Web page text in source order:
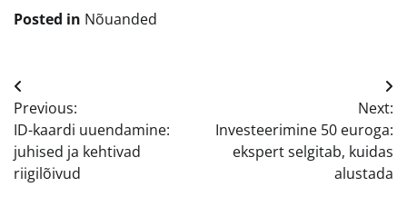
Posted in Nõuanded
Navigeerimine
Previous:
ID-kaardi uuendamine:
juhised ja kehtivad
riigilõivud
Next:
Investeerimine 50 euroga:
ekspert selgitab, kuidas
alustada